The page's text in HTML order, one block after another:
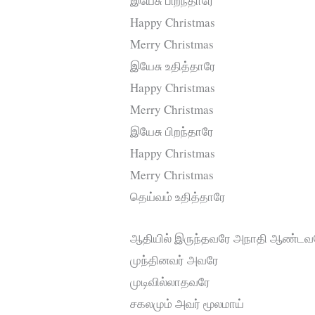
Happy Christmas
Merry Christmas
இயேசு உதித்தாரே
Happy Christmas
Merry Christmas
இயேசு பிறந்தாரே
Happy Christmas
Merry Christmas
தெய்வம் உதித்தாரே
ஆதியில் இருந்தவரே அநாதி
முந்தினவர் அவரே
முடிவில்லாதவரே
சகலமும் அவர் மூலமாய்